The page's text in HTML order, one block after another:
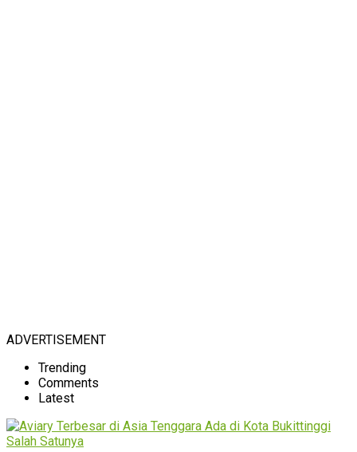
ADVERTISEMENT
Trending
Comments
Latest